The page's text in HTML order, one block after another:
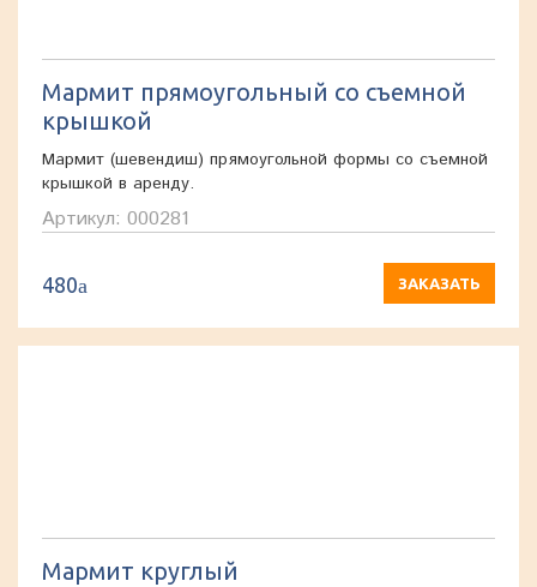
Мармит прямоугольный со съемной
крышкой
Мармит (шевендиш) прямоугольной формы со съемной
крышкой в аренду.
Артикул: 000281
480a ЗАКАЗАТЬ
Мармит круглый